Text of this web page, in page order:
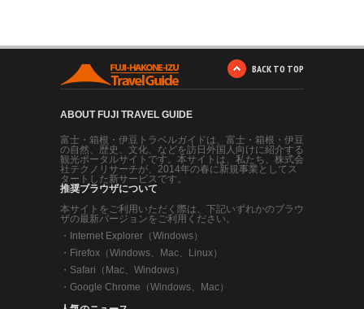
BACK TO TOP
ABOUT FUJI TRAVEL GUIDE
富士・箱根・伊豆トラベルガイドは、富士・箱根・伊豆
の自然、歴史、文化、などを訪日外国人向けに紹介する
観光ポータルサイトです。本サイトは、私たち、株式会
社テクノリサーチが、2014年の春に新規事業としてス
タートした新サービスです。
推奨ブラウザについて
本サイトをご利用いただく際は、下記いずれかのブラウ
ザの最新バージョンをご利用ください。
・
Internet Explorer（Windows）
・ Firefox（Windows、Mac、Linux）
・ Safari（Mac、Windows）
・ Google Chrome（Windows、Mac）